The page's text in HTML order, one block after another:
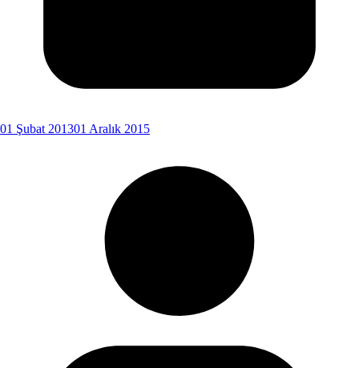
01 Şubat 201301 Aralık 2015